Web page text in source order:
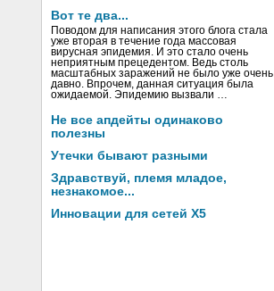
Вот те два...
Поводом для написания этого блога стала
уже вторая в течение года массовая
вирусная эпидемия. И это стало очень
неприятным прецедентом. Ведь столь
масштабных заражений не было уже очень
давно. Впрочем, данная ситуация была
ожидаемой. Эпидемию вызвали …
Не все апдейты одинаково
полезны
Утечки бывают разными
Здравствуй, племя младое,
незнакомое...
Инновации для сетей X5